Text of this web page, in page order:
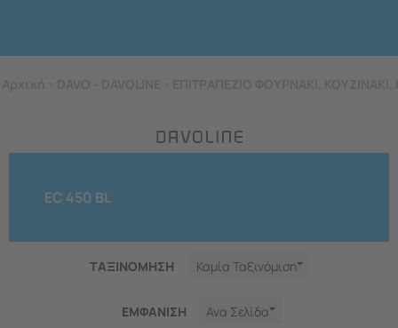
EC 450 BL
ΤΑΞΙΝΟΜΗΣΗ Καμία Ταξινόμιση
ΕΜΦΑNΙΣΗ Ανα Σελίδα